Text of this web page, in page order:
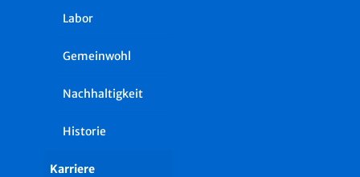
Labor
Gemeinwohl
Nachhaltigkeit
Historie
Karriere